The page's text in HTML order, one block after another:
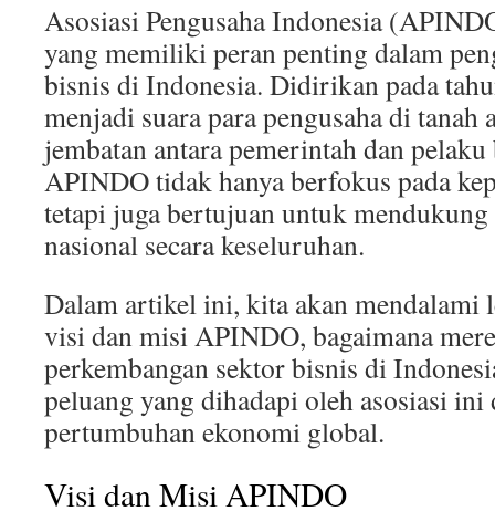
Asosiasi Pengusaha Indonesia
yang memiliki peran penting dalam
bisnis di Indonesia. Didirikan pada
menjadi suara para pengusaha di tanah
jembatan antara pemerintah dan
APINDO tidak hanya berfokus pada
tetapi juga bertujuan untuk
nasional secara keseluruhan.
Dalam artikel ini, kita akan mendalami
visi dan misi APINDO, bagaimana
perkembangan sektor bisnis di
peluang yang dihadapi oleh asosiasi ini
pertumbuhan ekonomi global.
Visi dan Misi APINDO